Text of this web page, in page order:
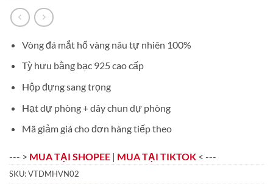
Vòng đá mắt hổ vàng nâu tự nhiên 100%
Tỳ hưu bằng bạc 925 cao cấp
Hộp đựng sang trọng
Hạt dự phòng + dây chun dự phòng
Mã giảm giá cho đơn hàng tiếp theo
--- > MUA TẠI SHOPEE | MUA TẠI TIKTOK < ---
SKU:VTDMHVN02